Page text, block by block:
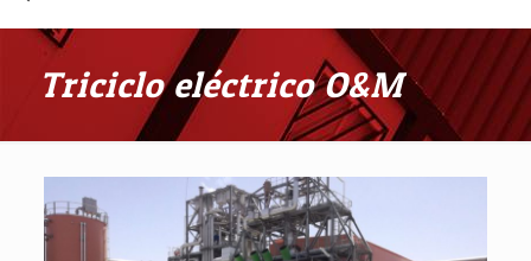
Triciclo eléctrico O&M